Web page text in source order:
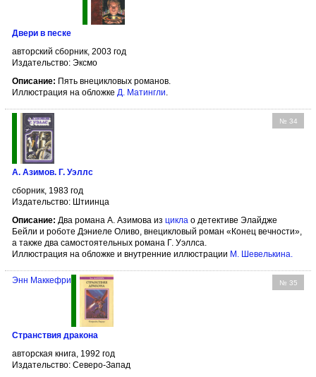
Двери в песке
авторский сборник, 2003 год
Издательство: Эксмо
Описание: Пять внецикловых романов.
Иллюстрация на обложке Д. Матингли
№ 34
А. Азимов. Г. Уэллс
сборник, 1983 год
Издательство: Штиинца
Описание: Два романа А. Азимова из цикла о детективе Элайдже
Бейли и роботе Дэниеле Оливо, внецикловый роман «Конец вечности»,
а также два самостоятельных романа Г. Уэллса.
Иллюстрация на обложке и внутренние иллюстрации М. Шевелькина.
№ 35
Энн Маккефри
Странствия дракона
авторская книга, 1992 год
Издательство: Северо-Запад